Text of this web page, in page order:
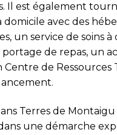
Il est également
domicile avec des
un service de soins à
portage de repas, un
Centre de Ressources
Terres de Montaigu
une démarche